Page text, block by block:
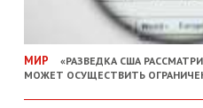
МИР
«РАЗВЕДКА США
МОЖЕТ ОСУЩЕСТВИТЬ